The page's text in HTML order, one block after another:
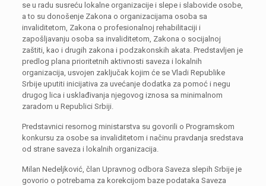
se u radu susreću lokalne organizacije i slepe i slabovide osobe,
a to su donošenje Zakona o organizacijama osoba sa
invaliditetom, Zakona o profesionalnoj rehabilitaciji i
zapošljavanju osoba sa invaliditetom, Zakona o socijalnoj
zaštiti, kao i drugih zakona i podzakonskih akata. Predstavljen je
predlog plana prioritetnih aktivnosti saveza i lokalnih
organizacija, usvojen zaključak kojim će se Vladi Republike
Srbije uputiti inicijativa za uvećanje dodatka za pomoć i negu
drugog lica i usklađivanja njegovog iznosa sa minimalnom
zaradom u Republici Srbiji.
Predstavnici resornog ministarstva su govorili o Programskom
konkursu za osobe sa invaliditetom i načinu pravdanja sredstava
od strane saveza i lokalnih organizacija.
Milan Nedeljković, član Upravnog odbora Saveza slepih Srbije je
govorio o potrebama za korekcijom baze podataka Saveza